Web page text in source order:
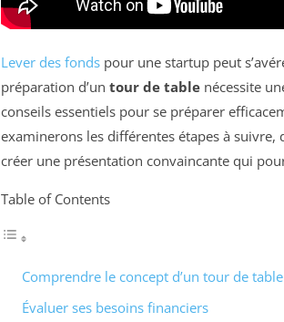
Lever des fonds pour une startup peut
préparation d’un tour de table nécessite
conseils essentiels pour se préparer
examinerons les différentes étapes à
créer une présentation convaincante qui
Table of Contents
Comprendre le concept d’un tour de table
Évaluer ses besoins financiers